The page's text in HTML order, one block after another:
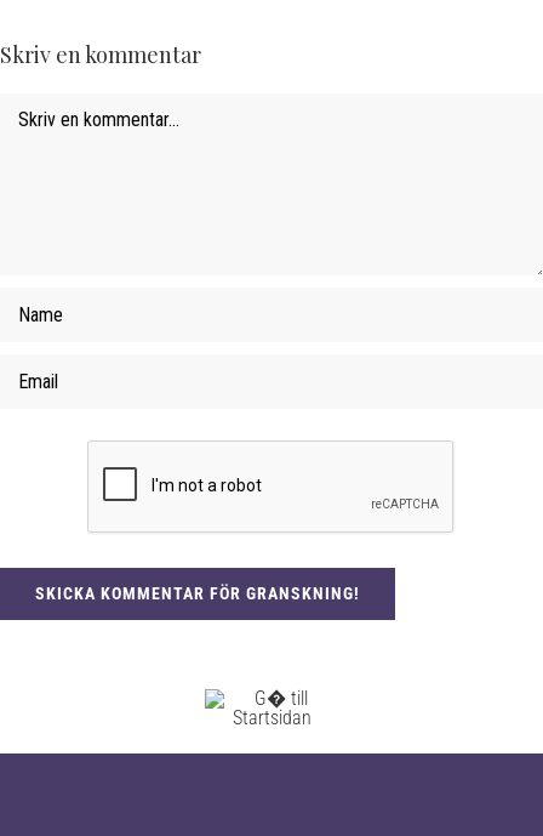
Skriv en kommentar
Comment